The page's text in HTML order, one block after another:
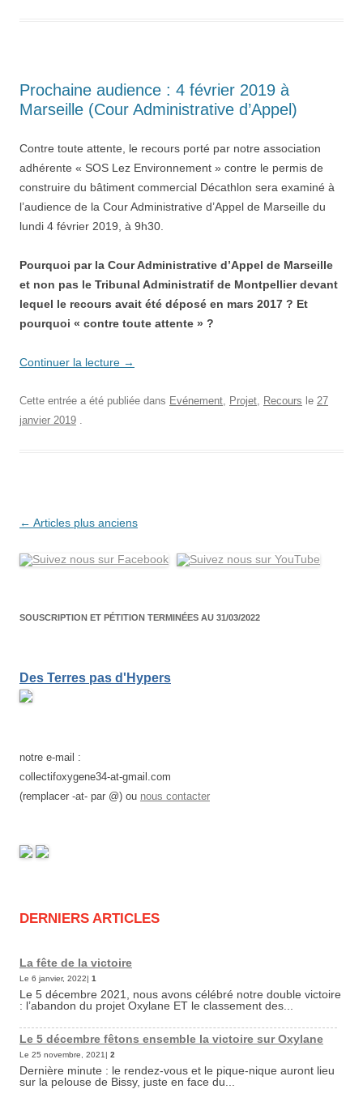
Prochaine audience : 4 février 2019 à
Marseille (Cour Administrative d’Appel)
Contre toute attente, le recours porté par notre association
adhérente « SOS Lez Environnement » contre le permis de
construire du bâtiment commercial Décathlon sera examiné à
l’audience de la Cour Administrative d’Appel de Marseille du
lundi 4 février 2019, à 9h30.
Pourquoi par la Cour Administrative d’Appel de Marseille
et non pas le Tribunal Administratif de Montpellier devant
lequel le recours avait été déposé en mars 2017 ? Et
pourquoi « contre toute attente » ?
Continuer la lecture →
Cette entrée a été publiée dans Evénement, Projet, Recours le 27
janvier 2019 .
Navigation
articles
← Articles plus anciens
SOUSCRIPTION ET PÉTITION TERMINÉES AU 31/03/2022
Des Terres pas d'Hypers
notre e-mail :
collectifoxygene34-at-gmail.com
(remplacer -at- par @) ou nous contacter
DERNIERS ARTICLES
La fête de la victoire
Le 6 janvier, 2022| 1
Le 5 décembre 2021, nous avons célébré notre double victoire
: l’abandon du projet Oxylane ET le classement des...
Le 5 décembre fêtons ensemble la victoire sur Oxylane
Le 25 novembre, 2021| 2
Dernière minute : le rendez-vous et le pique-nique auront lieu
sur la pelouse de Bissy, juste en face du...